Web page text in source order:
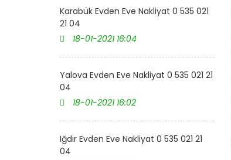
Karabük Evden Eve Nakliyat 0 535 021
21 04
18-01-2021 16:04
Yalova Evden Eve Nakliyat 0 535 021 21
04
18-01-2021 16:02
Iğdır Evden Eve Nakliyat 0 535 021 21
04